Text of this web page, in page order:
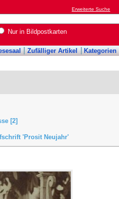
Erweiterte Suche
Nur in Bildpostkarten
Zufälliger Artikel Kategorien
[2]
'Prosit Neujahr'